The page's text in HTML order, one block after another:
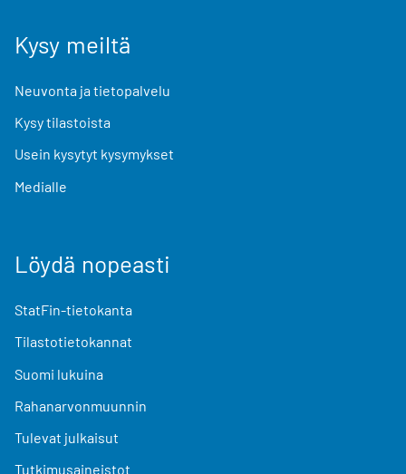
Kysy meiltä
Neuvonta ja tietopalvelu
Kysy tilastoista
Usein kysytyt kysymykset
Medialle
Löydä nopeasti
StatFin-tietokanta
Tilastotietokannat
Suomi lukuina
Rahanarvonmuunnin
Tulevat julkaisut
Tutkimusaineistot